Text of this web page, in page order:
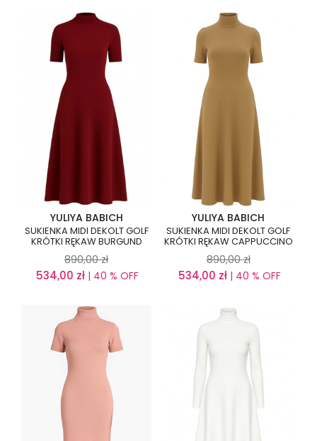
YULIYA BABICH
SUKIENKA MIDI DEKOLT GOLF
KRÓTKI RĘKAW BURGUND
890,00 zł
534,00 zł | 40 % OFF
YULIYA BABICH
SUKIENKA MIDI DEKOLT GOLF
KRÓTKI RĘKAW CAPPUCCINO
890,00 zł
534,00 zł| 40 % OFF